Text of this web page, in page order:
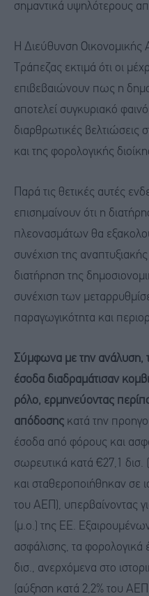
σημαντικά υψηλότερους
Η Διεύθυνση Οικονομικής
Τράπεζας εκτιμά ότι οι
επιβεβαιώνουν πως η
αποτελεί συγκυριακό
διαρθρωτικές βελτιώσεις
και της φορολογικής
Παρά τις θετικές αυτές
επισημαίνουν ότι η
πλεονασμάτων θα
συνέχιση της
διατήρηση της
συνέχιση των
παραγωγικότητα και
Σύμφωνα με την ανάλυση,
έσοδα διαδραμάτισαν
ρόλο, ερμηνεύοντας
απόδοσης κατά την
έσοδα από φόρους και
σωρευτικά κατά €27,1 δισ.
και σταθεροποιήθηκαν σε
του ΑΕΠ), υπερβαίνοντας
(μ.ο.) της ΕΕ.
ασφάλισης, τα
δισ., ανερχόμενα στο
(αύξηση κατά 2,2% του